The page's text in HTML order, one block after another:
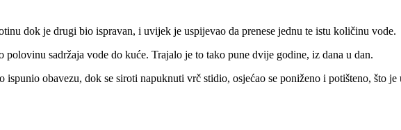
dok je drugi bio ispravan, i uvijek je uspijevao da prenese jednu te istu količinu vode.
sadržaja vode do kuće. Trajalo je to tako pune dvije godine, iz dana u dan.
obavezu, dok se siroti napuknuti vrč stidio, osjećao se poniženo i potišteno, što